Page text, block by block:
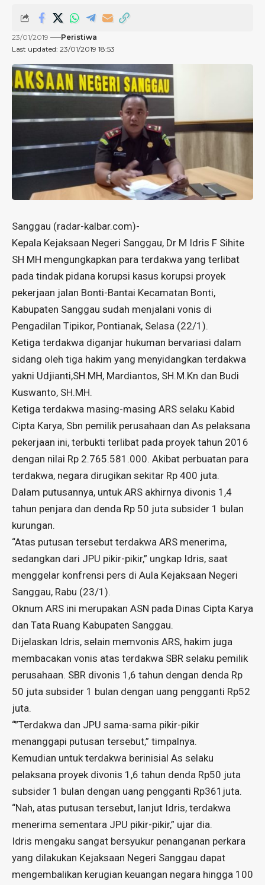
Last updated: 23/01/2019 18:53
23/01/2019 Peristiwa
Sanggau (radar-kalbar.com)-
Kepala Kejaksaan Negeri Sanggau, Dr M Idris F Sihite
SH MH mengungkapkan para terdakwa yang terlibat
pada tindak pidana korupsi kasus korupsi proyek
pekerjaan jalan Bonti-Bantai Kecamatan Bonti,
Kabupaten Sanggau sudah menjalani vonis di
Pengadilan Tipikor, Pontianak, Selasa (22/1).
Ketiga terdakwa diganjar hukuman bervariasi dalam
sidang oleh tiga hakim yang menyidangkan terdakwa
yakni Udjianti,SH.MH, Mardiantos, SH.M.Kn dan Budi
Kuswanto, SH.MH.
Ketiga terdakwa masing-masing ARS selaku Kabid
Cipta Karya, Sbn pemilik perusahaan dan As pelaksana
pekerjaan ini, terbukti terlibat pada proyek tahun 2016
dengan nilai Rp 2.765.581.000. Akibat perbuatan para
terdakwa, negara dirugikan sekitar Rp 400 juta.
Dalam putusannya, untuk ARS akhirnya divonis 1,4
tahun penjara dan denda Rp 50 juta subsider 1 bulan
kurungan.
“Atas putusan tersebut terdakwa ARS menerima,
sedangkan dari JPU pikir-pikir,” ungkap Idris, saat
menggelar konfrensi pers di Aula Kejaksaan Negeri
Sanggau, Rabu (23/1).
Oknum ARS ini merupakan ASN pada Dinas Cipta Karya
dan Tata Ruang Kabupaten Sanggau.
Dijelaskan Idris, selain memvonis ARS, hakim juga
membacakan vonis atas terdakwa SBR selaku pemilik
perusahaan. SBR divonis 1,6 tahun dengan denda Rp
50 juta subsider 1 bulan dengan uang pengganti Rp52
juta.
“”Terdakwa dan JPU sama-sama pikir-pikir
menanggapi putusan tersebut,” timpalnya.
Kemudian untuk terdakwa berinisial As selaku
pelaksana proyek divonis 1,6 tahun denda Rp50 juta
subsider 1 bulan dengan uang pengganti Rp361juta.
“Nah, atas putusan tersebut, lanjut Idris, terdakwa
menerima sementara JPU pikir-pikir,” ujar dia.
Idris mengaku sangat bersyukur penanganan perkara
yang dilakukan Kejaksaan Negeri Sanggau dapat
mengembalikan kerugian keuangan negara hingga 100